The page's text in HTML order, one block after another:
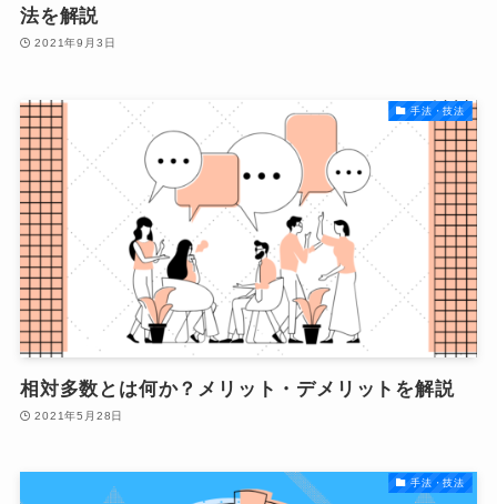
法を解説
2021年9月3日
手法・技法
相対多数とは何か？メリット・デメリットを解説
2021年5月28日
手法・技法